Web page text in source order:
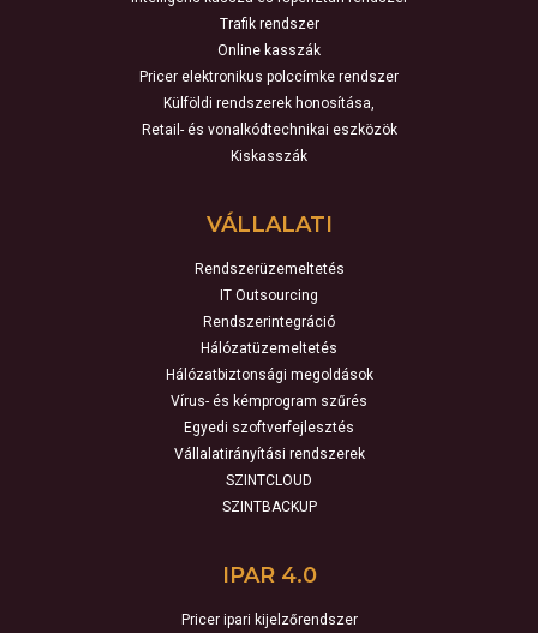
Trafik rendszer
Online kasszák
Pricer elektronikus polccímke rendszer
Külföldi rendszerek honosítása,
Retail- és vonalkódtechnikai eszközök
Kiskasszák
VÁLLALATI
Rendszerüzemeltetés
IT Outsourcing
Rendszerintegráció
Hálózatüzemeltetés
Hálózatbiztonsági megoldások
Vírus- és kémprogram szűrés
Egyedi szoftverfejlesztés
Vállalatirányítási rendszerek
SZINTCLOUD
SZINTBACKUP
IPAR 4.0
Pricer ipari kijelzőrendszer